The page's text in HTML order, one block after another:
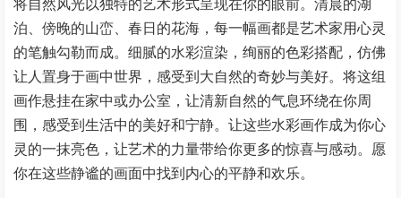
泊、傍晚的山峦、春日的花海，每一幅画都是艺术家用心灵
的笔触勾勒而成。细腻的水彩渲染，绚丽的色彩搭配，仿佛
让人置身于画中世界，感受到大自然的奇妙与美好。将这组
画作悬挂在家中或办公室，让清新自然的气息环绕在你周
围，感受到生活中的美好和宁静。让这些水彩画作成为你心
灵的一抹亮色，让艺术的力量带给你更多的惊喜与感动。愿
你在这些静谧的画面中找到内心的平静和欢乐。